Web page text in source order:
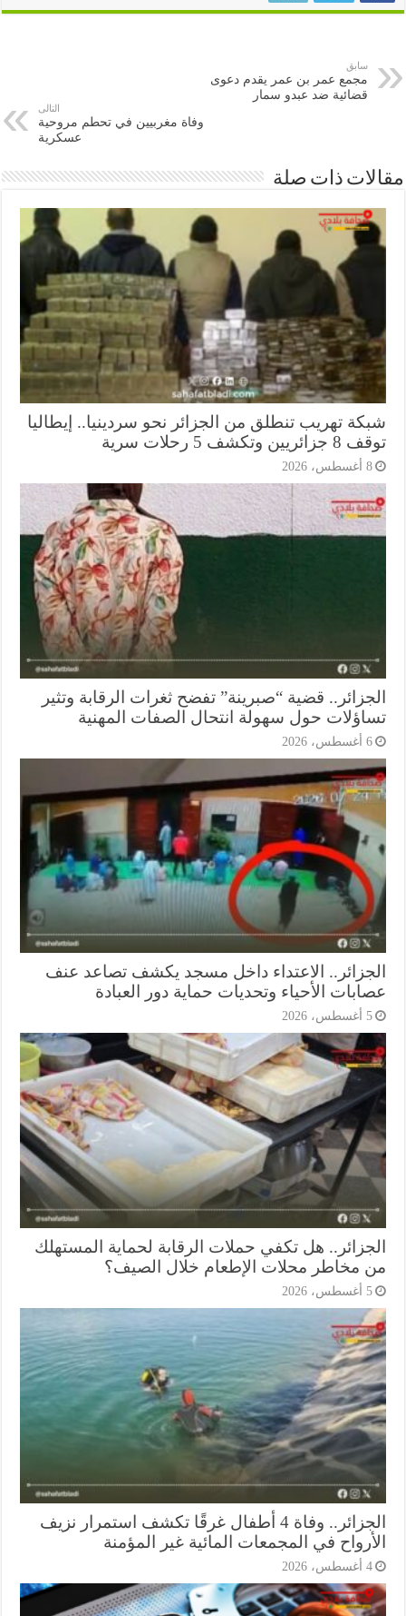
مجمع عمر بن عمر يقدم دعوى
قضائية ضد عبدو سمار
وفاة مغربيين في تحطم مروحية
عسكرية
ذات صلة
تهريب تنطلق من الجزائر نحو سردينيا.. إيطاليا
وتكشف 5 رحلات سرية
قضية “صبرينة” تفضح ثغرات الرقابة وتثير
حول سهولة انتحال الصفات المهنية
الاعتداء داخل مسجد يكشف تصاعد عنف
الأحياء وتحديات حماية دور العبادة
هل تكفي حملات الرقابة لحماية المستهلك
مخاطر محلات الإطعام خلال الصيف؟
الجزائر.. وفاة 4 أطفال غرقًا تكشف استمرار نزيف
في المجمعات المائية غير المؤمنة